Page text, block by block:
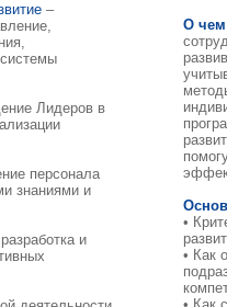
–
Лидеров в
персонала
знаниями и
и
О чем
•
• Как